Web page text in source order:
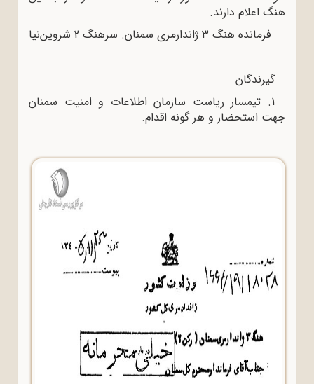
هنگ اعلام دارند.
فرمانده هنگ 3 ژاندارمری سمنان. سرهنگ 2 شروین‌نیا
گیرندگان
1. تیمسار ریاست سازمان اطلاعات و امنیت سمنان
جهت استحضار و هر گونه اقدام.